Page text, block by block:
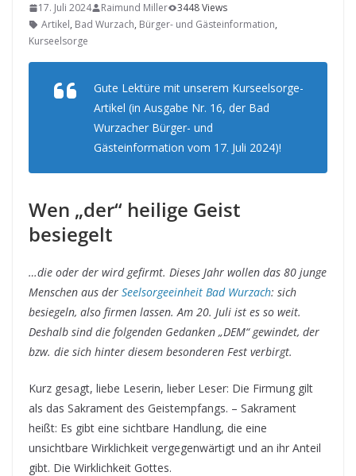
17. Juli 2024 Raimund Miller
3448 Views
Artikel, Bad Wurzach, Bürger- und Gästeinformation,
Kurseelsorge
Gute Lektüre mit unserem Kurseelsorge-
Artikel (in Ausgabe Nr. 16, der Bad
Wurzacher Bürger- und
Gästeinformation vom 17. Juli 2024)!
Wen „der“ heilige Geist
besiegelt
…die oder der wird gefirmt. Dieses Jahr wollen das 80 junge
Menschen aus der Seelsorgeeinheit Bad Wurzach: sich
besiegeln, also firmen lassen. Am 20. Juli ist es so weit.
Deshalb sind die folgenden Gedanken „DEM“ gewindet, der
bzw. die sich hinter diesem besonderen Fest verbirgt.
Kurz gesagt, liebe Leserin, lieber Leser: Die Firmung gilt
als das Sakrament des Geistempfangs. – Sakrament
heißt: Es gibt eine sichtbare Handlung, die eine
unsichtbare Wirklichkeit vergegenwärtigt und an ihr Anteil
gibt. Die Wirklichkeit Gottes.